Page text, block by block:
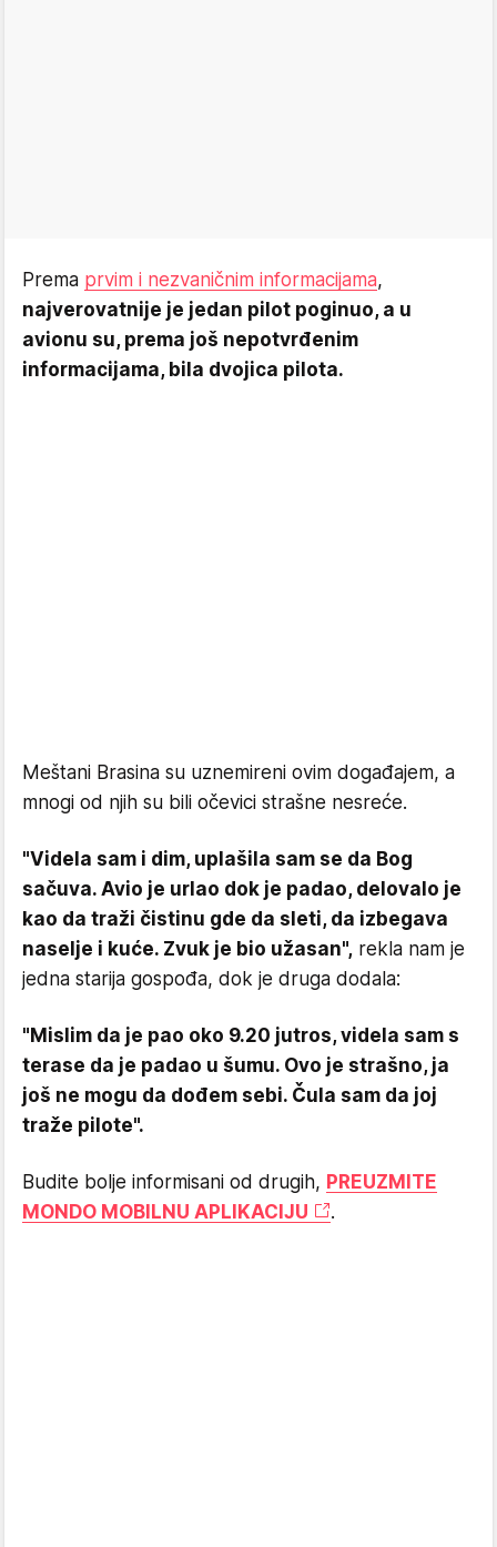
Prema prvim i nezvaničnim informacijama,
najverovatnije je jedan pilot poginuo, a u
avionu su, prema još nepotvrđenim
informacijama, bila dvojica pilota.
Meštani Brasina su uznemireni ovim događajem, a
mnogi od njih su bili očevici strašne nesreće.
"Videla sam i dim, uplašila sam se da Bog
sačuva. Avio je urlao dok je padao, delovalo je
kao da traži čistinu gde da sleti, da izbegava
naselje i kuće. Zvuk je bio užasan", rekla nam je
jedna starija gospođa, dok je druga dodala:
"Mislim da je pao oko 9.20 jutros, videla sam s
terase da je padao u šumu. Ovo je strašno, ja
još ne mogu da dođem sebi. Čula sam da joj
traže pilote".
Budite bolje informisani od drugih, PREUZMITE
MONDO MOBILNU APLIKACIJU
.